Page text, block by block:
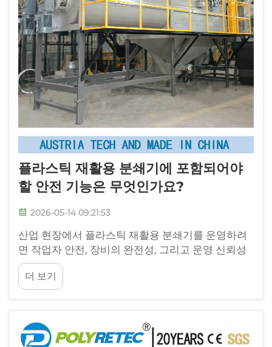
플라스틱 재활용 분쇄기에 포함되어야
할 안전 기능은 무엇인가요?
2026-05-14 09:21:53
산업 현장에서 플라스틱 재활용 분쇄기를 운영하려
면 작업자 안전, 장비의 완전성, 그리고 운영 신뢰성
에 대한 철저한 주의가 요구됩니다. 이러한 강력한
기계는 매일 막대한 양의 플라스틱 폐기물을 처리하
며, 강력한...
더 보기